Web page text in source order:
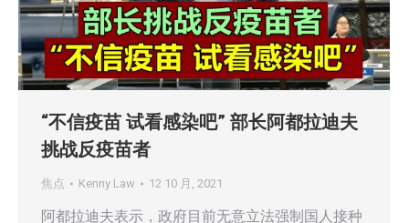
“不信疫苗 试看感染吧” 部长阿都拉迪夫
挑战反疫苗者
焦点 Kenny Law 12 10 月, 2021
阿都拉迪夫表示，政府目前无意立法强制国人接种